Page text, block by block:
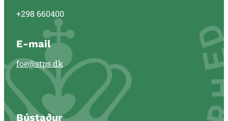
+298 660400
E-mail
foe@stps.dk
Bústaður